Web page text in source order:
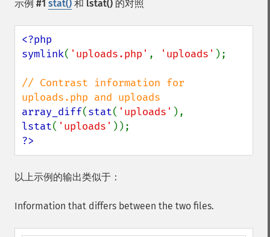
示例 #1 stat() 和 lstat() 的对照
<?php
symlink( 'uploads.php' , 'uploads' );
// Contrast information for
array_diff(stat( 'uploads'
lstat( 'uploads'
?>
以上示例的输出类似于：
Information that differs between the two files.